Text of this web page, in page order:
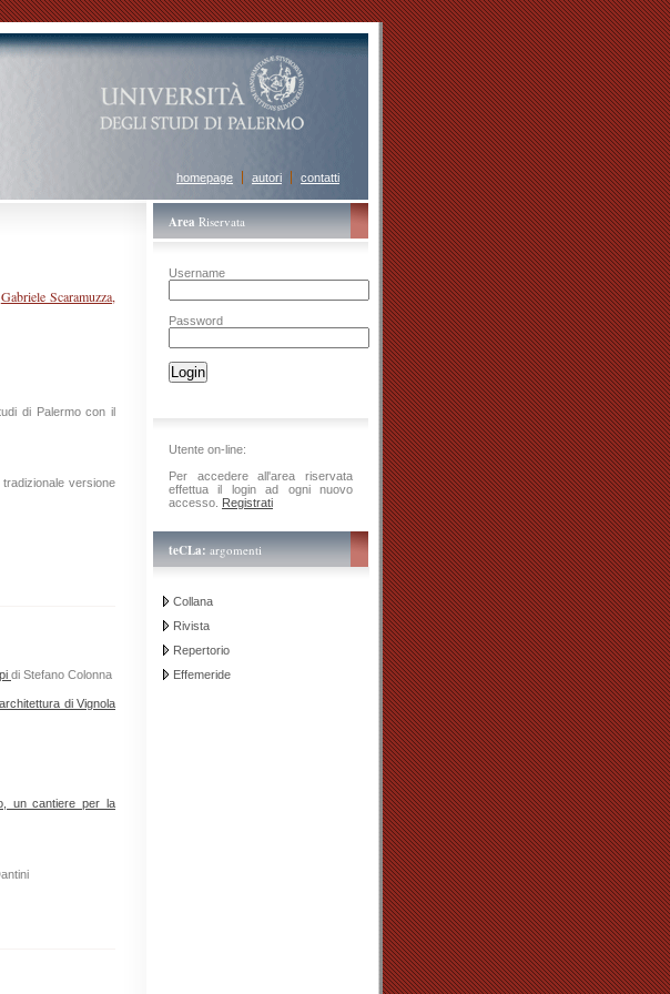
homepage autori contatti
Gabriele Scaramuzza,
di Palermo con il
versione
di Stefano Colonna
di Vignola
un cantiere per la
AreaRiservata
Username
Password
Utente on-line:
Per accedere all'area riservata
effettua il login ad ogni nuovo
accesso. Registrati
teCLa:argomenti
Collana
Rivista
Repertorio
Effemeride